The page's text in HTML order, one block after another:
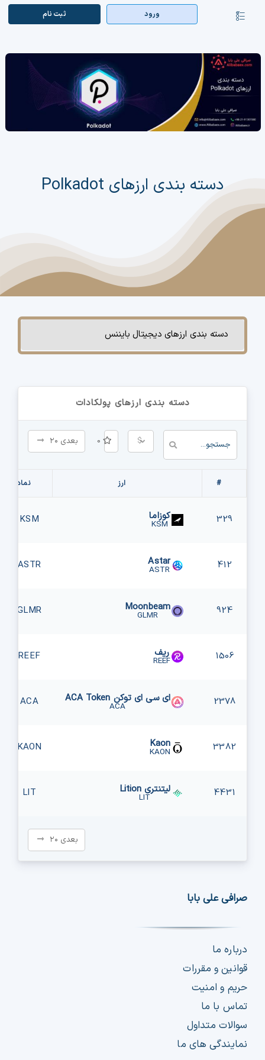
کنترلر
بازار ارزها
قیمت تتر
بازار معاملاتی
تابلوخوانی ارزهای دیجیتال
کوین مارکت کپ
چت جی پی تی رایگان
فیلتر ارزهای دیجیتال
شاخص ترس و طمع
ورود ثبت‌ نام
دسته بندی ارزهای Polkadot
دسته بندی ارزهای دیجیتال بایننس
دسته بندی ارزهای پولکادات
$ بعدی ۲۰
# ارز نماد
329 کوزاما
KSM
KSM
412
Astar
ASTR
ASTR
924
Moonbeam
GLMR
GLMR
1506 ریف
REEF
REEF
2378 ای سی ای توکن ACA Token
ACA
ACA
3382
Kaon
KAON
KAON
4431 لیتنتری Lition
LIT
LIT
بعدی ۲۰
صرافی علی بابا
درباره ما
قوانین و مقررات
حریم و امنیت
تماس با ما
سوالات متداول
نمایندگی های ما